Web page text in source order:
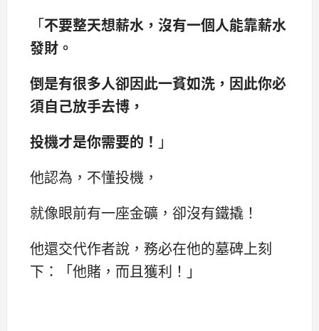
「不要整天想薪水，沒有一個人能靠薪水
發財。
倒是有很多人卻因此一貧如洗，因此你必
須自己放手去博，
投機才是你需要的！ 」
他認為，不懂投機，
就像眼前有一座金礦，卻沒有鐵撬！
他還交代作者說，務必在他的墓碑上刻
下：「他賭，而且獲利！」